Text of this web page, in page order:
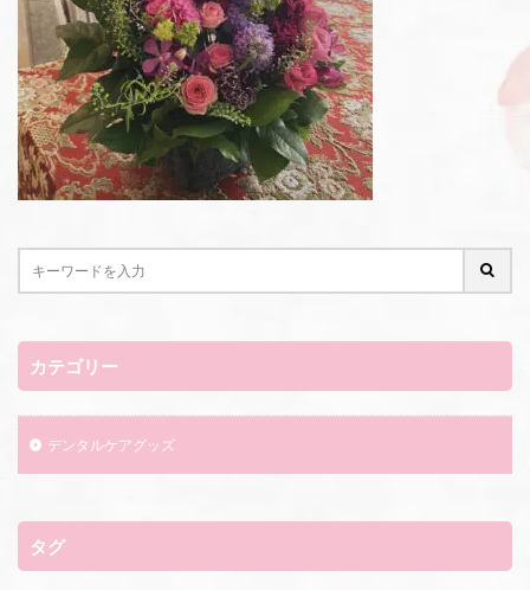
カテゴリー
デンタルケアグッズ
タグ